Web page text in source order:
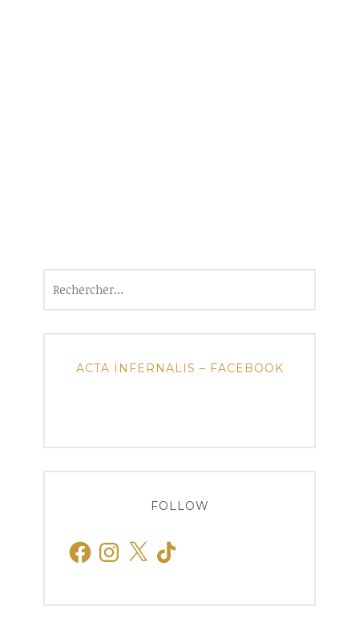
ACTA INFERNALIS – FACEBOOK
FOLLOW
FacebookInstagram
X TikTok